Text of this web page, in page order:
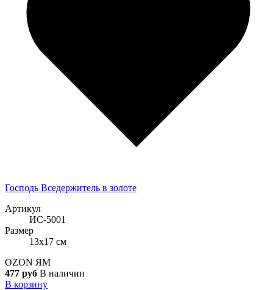
Господь Вседержитель в золоте
Артикул
ИС-5001
Размер
13x17 см
OZON ЯМ
477 руб В наличии
В корзину